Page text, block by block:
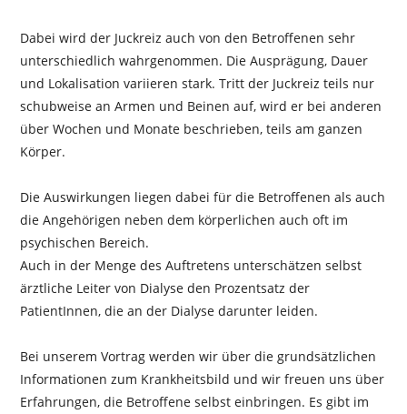
Dabei wird der Juckreiz auch von den Betroffenen sehr
unterschiedlich wahrgenommen. Die Ausprägung, Dauer
und Lokalisation variieren stark. Tritt der Juckreiz teils nur
schubweise an Armen und Beinen auf, wird er bei anderen
über Wochen und Monate beschrieben, teils am ganzen
Körper.
Die Auswirkungen liegen dabei für die Betroffenen als auch
die Angehörigen neben dem körperlichen auch oft im
psychischen Bereich.
Auch in der Menge des Auftretens unterschätzen selbst
ärztliche Leiter von Dialyse den Prozentsatz der
PatientInnen, die an der Dialyse darunter leiden.
Bei unserem Vortrag werden wir über die grundsätzlichen
Informationen zum Krankheitsbild und wir freuen uns über
Erfahrungen, die Betroffene selbst einbringen. Es gibt im